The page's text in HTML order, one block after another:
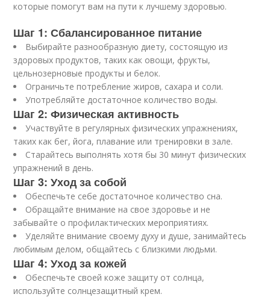
которые помогут вам на пути к лучшему здоровью.
Шаг 1: Сбалансированное питание
Выбирайте разнообразную диету, состоящую из
здоровых продуктов, таких как овощи, фрукты,
цельнозерновые продукты и белок.
Ограничьте потребление жиров, сахара и соли.
Употребляйте достаточное количество воды.
Шаг 2: Физическая активность
Участвуйте в регулярных физических упражнениях,
таких как бег, йога, плавание или тренировки в зале.
Старайтесь выполнять хотя бы 30 минут физических
упражнений в день.
Шаг 3: Уход за собой
Обеспечьте себе достаточное количество сна.
Обращайте внимание на свое здоровье и не
забывайте о профилактических мероприятиях.
Уделяйте внимание своему духу и душе, занимайтесь
любимым делом, общайтесь с близкими людьми.
Шаг 4: Уход за кожей
Обеспечьте своей коже защиту от солнца,
используйте солнцезащитный крем.